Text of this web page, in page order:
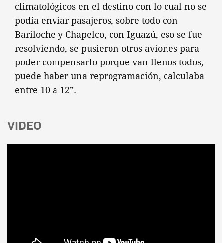
climatológicos en el destino con lo cual no se
podía enviar pasajeros, sobre todo con
Bariloche y Chapelco, con Iguazú, eso se fue
resolviendo, se pusieron otros aviones para
poder compensarlo porque van llenos todos;
puede haber una reprogramación, calculaba
entre 10 a 12”.
VIDEO